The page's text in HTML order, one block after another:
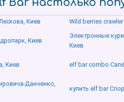
Bar настолько
Киев Wild berries
Киев
Электронные
Киев
Киев elf bar combo
Данченко,
купить elf bar